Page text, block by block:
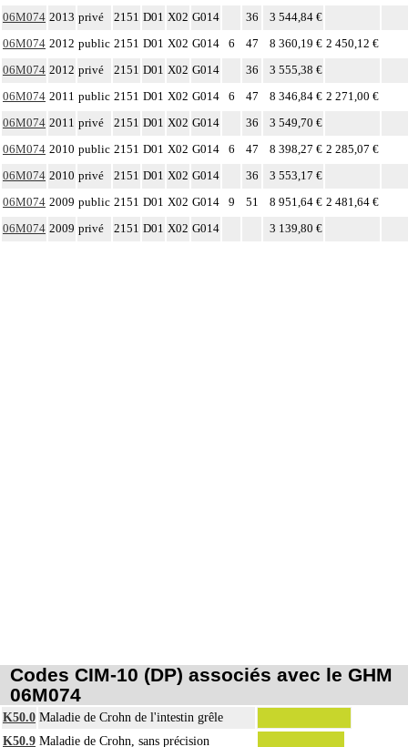
06M074 2013 privé 2151 D01 X02 G014 36
3 544,84 €
06M074 2012 public 2151 D01 X02 G014 6 47 8 360,19 € 2 450,12 €
06M074 2012 privé 2151 D01 X02 G014 36
3 555,38 €
06M074 2011 public 2151 D01 X02 G014 6 47 8 346,84 € 2 271,00 €
06M074 2011 privé 2151 D01 X02 G014 36
3 549,70 €
06M074 2010 public 2151 D01 X02 G014 6 47 8 398,27 € 2 285,07 €
06M074 2010 privé 2151 D01 X02 G014 36
3 553,17 €
06M074 2009 public 2151 D01 X02 G014 9 51 8 951,64 € 2 481,64 €
06M074 2009 privé 2151 D01 X02 G014 3 139,80 €
Codes CIM-10 (DP) associés avec le GHM
06M074
K50.0 Maladie de Crohn de l'intestin grêle
K50.9 Maladie de Crohn, sans précision